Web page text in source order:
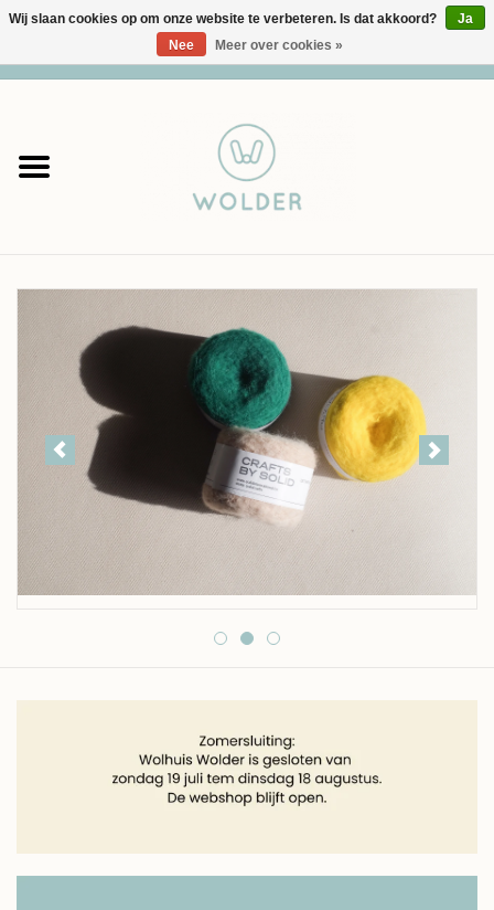
Garens
Accessoires
workshops
Cadeaubon
Solden
Over wolder
Wij slaan cookies op om onze website te verbeteren. Is dat akkoord?
Ja
Nee
Meer over cookies »